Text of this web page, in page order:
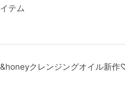
イテム
&honeyクレンジングオイル新